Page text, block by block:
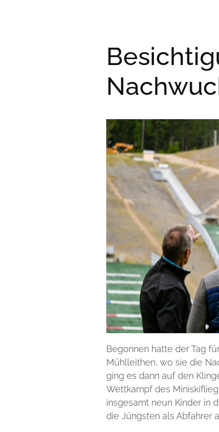
Begonnen hatte der Tag
Mühlleithen, wo sie die
ging es dann auf den
Wettkampf des
insgesamt neun Kinder in
die Jüngsten als Abfahrer